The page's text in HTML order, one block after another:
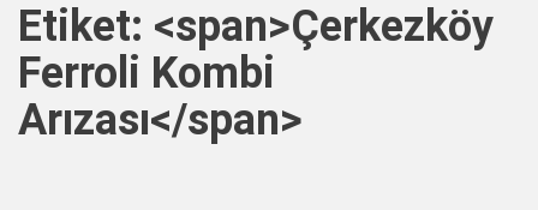
Etiket: <span>Çerkezköy
Ferroli Kombi
Arızası</span>